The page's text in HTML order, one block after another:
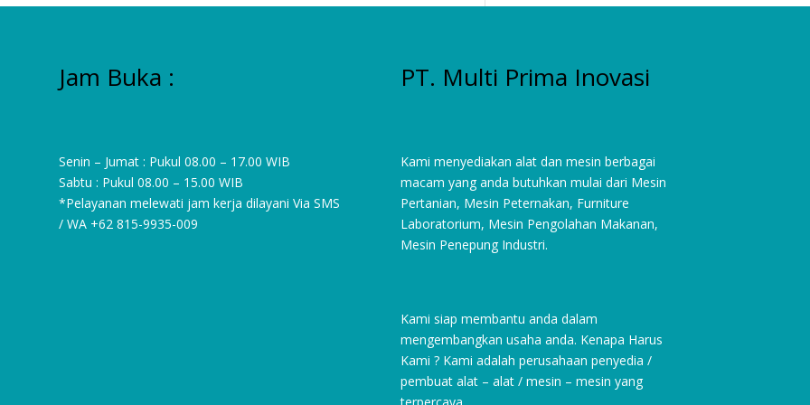
Jam Buka :
Senin – Jumat : Pukul 08.00 – 17.00 WIB
Sabtu : Pukul 08.00 – 15.00 WIB
*Pelayanan melewati jam kerja dilayani Via SMS
/ WA +62 815-9935-009
PT. Multi Prima Inovasi
Kami menyediakan alat dan mesin berbagai
macam yang anda butuhkan mulai dari Mesin
Pertanian, Mesin Peternakan, Furniture
Laboratorium, Mesin Pengolahan Makanan,
Mesin Penepung Industri.
Kami siap membantu anda dalam
mengembangkan usaha anda. Kenapa Harus
Kami ? Kami adalah perusahaan penyedia /
pembuat alat – alat / mesin – mesin yang